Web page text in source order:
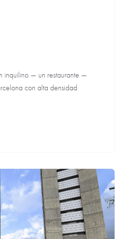
inquilino — un restaurante —
con alta densidad